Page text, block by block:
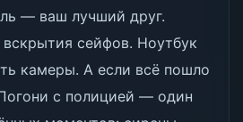
— ваш лучший друг.
сейфов. Ноутбук
камеры. А если всё пошло
с полицией — один